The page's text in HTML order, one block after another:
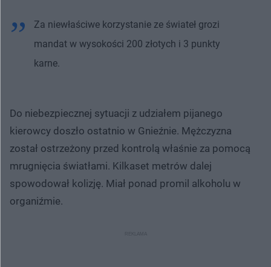
Za niewłaściwe korzystanie ze świateł grozi
mandat w wysokości 200 złotych i 3 punkty
karne.
Do niebezpiecznej sytuacji z udziałem pijanego
kierowcy doszło ostatnio w Gnieźnie. Mężczyzna
został ostrzeżony przed kontrolą właśnie za pomocą
mrugnięcia światłami. Kilkaset metrów dalej
spowodował kolizję. Miał ponad promil alkoholu w
organiźmie.